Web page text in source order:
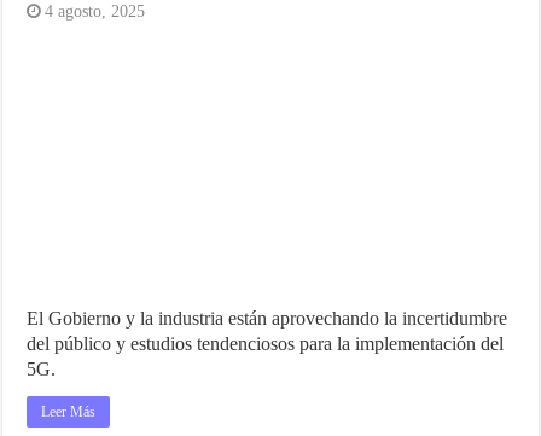
4 agosto, 2025
El Gobierno y la industria están aprovechando la incertidumbre
del público y estudios tendenciosos para la implementación del
5G.
Leer Más